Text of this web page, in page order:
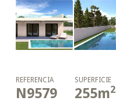
REFERENCIA
N9579
SUPERFICIE
255m2